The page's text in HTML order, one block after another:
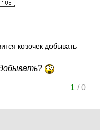
козочек добывать
?
1 /0